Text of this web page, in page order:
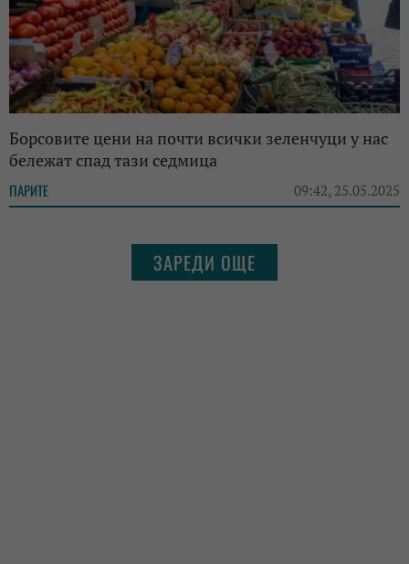
Борсовите цени на почти всички зеленчуци у нас
бележат спад тази седмица
ПАРИТЕ 09:42, 25.05.2025
ЗАРЕДИ ОЩЕ